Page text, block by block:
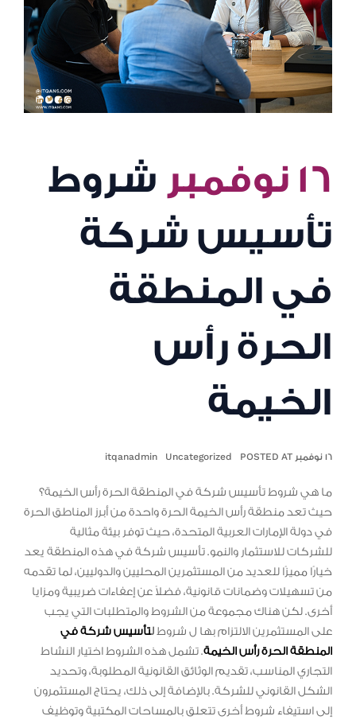
١٦ نوفمبر
شروط
تأسيس شركة
في المنطقة
الحرة رأس
الخيمة
١٦ نوفمبر POSTED AT Uncategorized
itqanadmin
ما هي شروط تأسيس شركة في المنطقة الحرة رأس الخيمة؟
حيث تعد منطقة رأس الخيمة الحرة واحدة من أبرز المناطق الحرة
في دولة الإمارات العربية المتحدة، حيث توفر بيئة مثالية
للشركات للاستثمار والنمو. تأسيس شركة في هذه المنطقة يعد
خيارًا مميزًا للعديد من المستثمرين المحليين والدوليين، لما تقدمه
من تسهيلات وضمانات قانونية، فضلاً عن إعفاءات ضريبية ومزايا
أخرى. لكن هناك مجموعة من الشروط والمتطلبات التي يجب
على المستثمرين الالتزام بها ل شروطلتأسيس شركة في
المنطقة الحرة رأس الخيمة. تشمل هذه الشروط اختيار النشاط
التجاري المناسب، تقديم الوثائق القانونية المطلوبة، وتحديد
الشكل القانوني للشركة. بالإضافة إلى ذلك، يحتاج المستثمرون
إلى استيفاء شروط أخرى تتعلق بالمساحات المكتبية وتوظيف